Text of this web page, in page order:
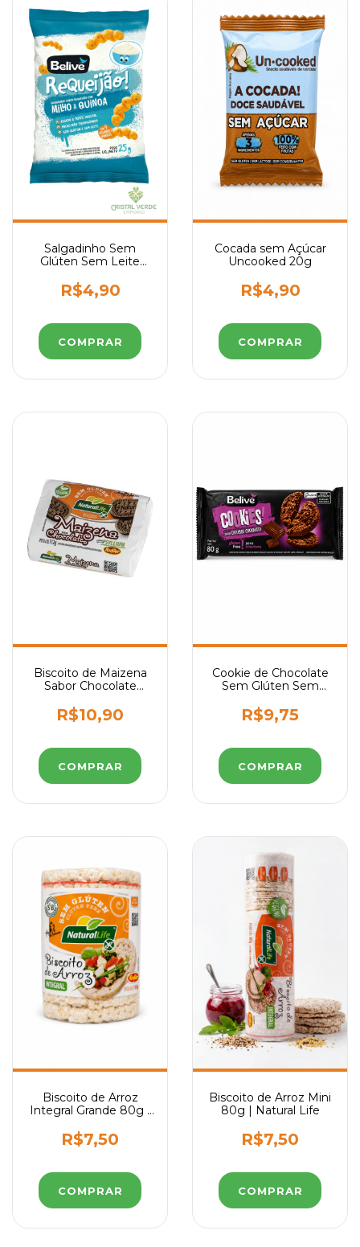
Salgadinho Sem
Glúten Sem Leite
25g
R$4,90
Cocada sem Açúcar
Uncooked 20g
R$4,90
Biscoito de Maizena
Sabor Chocolate
Natural Life 112g
R$10,90
Cookie de Chocolate
Sem Glúten Sem
Belive 80g
R$9,75
Biscoito de Arroz
Integral Grande 80g |
R$7,50
Biscoito de Arroz Mini
80g | Natural Life
R$7,50